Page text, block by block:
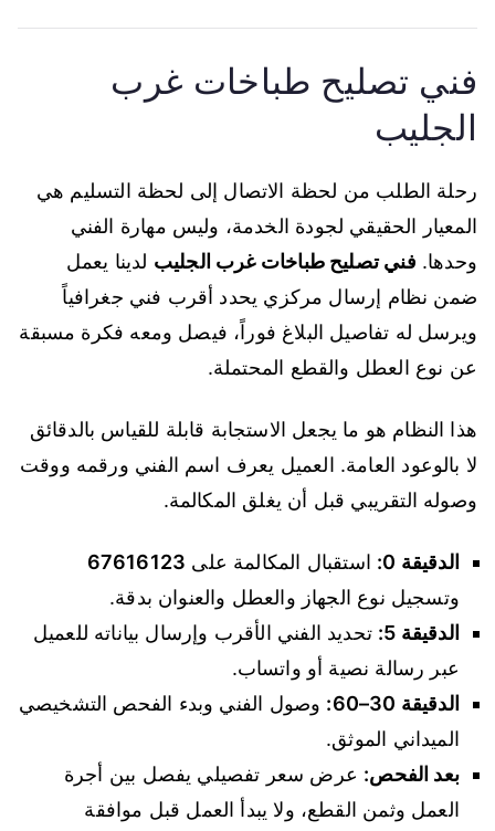
فني تصليح طباخات غرب
الجليب
رحلة الطلب من لحظة الاتصال إلى لحظة التسليم هي
المعيار الحقيقي لجودة الخدمة، وليس مهارة الفني
وحدها. فني تصليح طباخات غرب الجليب لدينا يعمل
ضمن نظام إرسال مركزي يحدد أقرب فني جغرافياً
ويرسل له تفاصيل البلاغ فوراً، فيصل ومعه فكرة مسبقة
عن نوع العطل والقطع المحتملة.
هذا النظام هو ما يجعل الاستجابة قابلة للقياس بالدقائق
لا بالوعود العامة. العميل يعرف اسم الفني ورقمه ووقت
وصوله التقريبي قبل أن يغلق المكالمة.
الدقيقة 0: استقبال المكالمة على 67616123
وتسجيل نوع الجهاز والعطل والعنوان بدقة.
الدقيقة 5:
تحديد الفني الأقرب وإرسال بياناته للعميل
عبر رسالة نصية أو واتساب.
الدقيقة 30–60:
وصول الفني وبدء الفحص التشخيصي
الميداني الموثق.
بعد الفحص: عرض سعر تفصيلي يفصل بين أجرة
العمل وثمن القطع، ولا يبدأ العمل قبل موافقة